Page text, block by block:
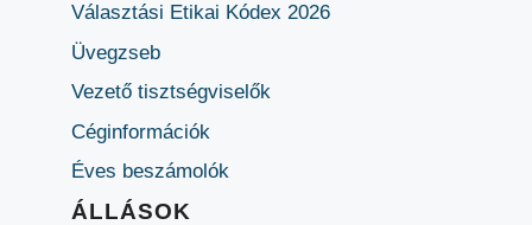
Választási Etikai Kódex 2026
Üvegzseb
Vezető tisztségviselők
Céginformációk
Éves beszámolók
ÁLLÁSOK